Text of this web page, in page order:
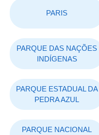
PARIS
PARQUE DAS NAÇÕES
INDÍGENAS
PARQUE ESTADUAL DA
PEDRA AZUL
PARQUE NACIONAL